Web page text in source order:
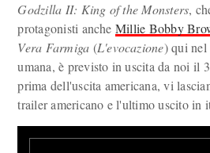
Godzilla II: King of the Monsters,
protagonisti anche Millie Bobby
Vera Farmiga (L'evocazione) qui nel
umana, è previsto in uscita da noi il
prima dell'uscita americana, vi
trailer americano e l'ultimo uscito in